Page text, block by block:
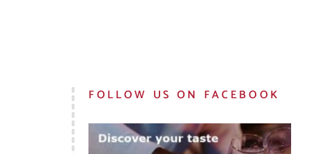
FOLLOW US ON FACEBOOK